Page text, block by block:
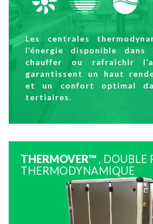
Les centrales
l’énergie disponible
chauffer ou rafraîchir
garantissent un haut
et un confort optimal
tertiaires.
THERMOVER™, DOUBLE
THERMODYNAMIQUE